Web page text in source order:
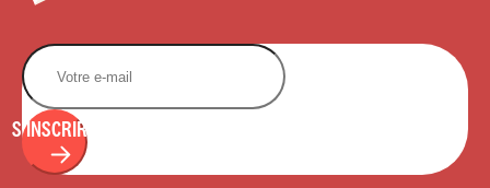
S'INSCRIRE